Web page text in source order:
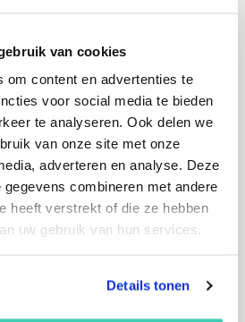
van cookies
om content en advertenties te
voor social media te bieden
te analyseren. Ook delen we
van onze site met onze
adverteren en analyse. Deze
combineren met andere
heeft verstrekt of die ze hebben
uw gebruik van hun services.
Details tonen
direct in de
uit je eigen shop komt.
met slimme koppelingen